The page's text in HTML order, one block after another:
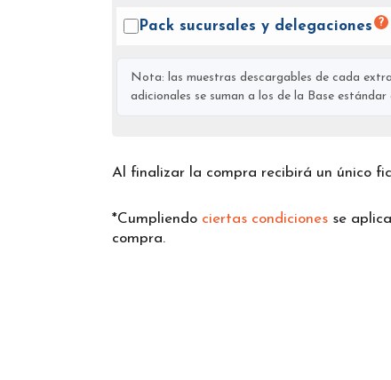
Pack sucursales y delegaciones ?
Nota: las muestras descargables de cada
adicionales se suman a los de la Base
Al finalizar la compra recibirá un único
*Cumpliendo ciertas condiciones se
compra.